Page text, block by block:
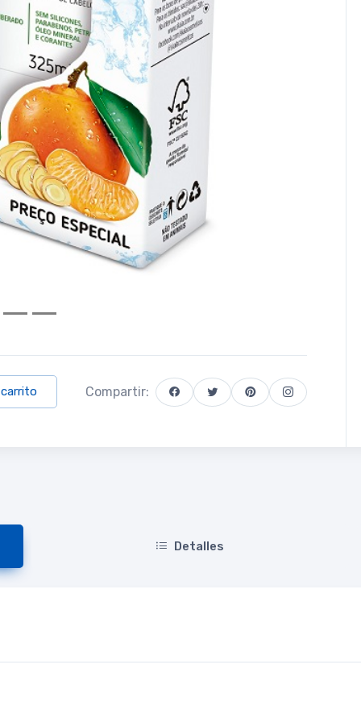
Compartir:
Detalles